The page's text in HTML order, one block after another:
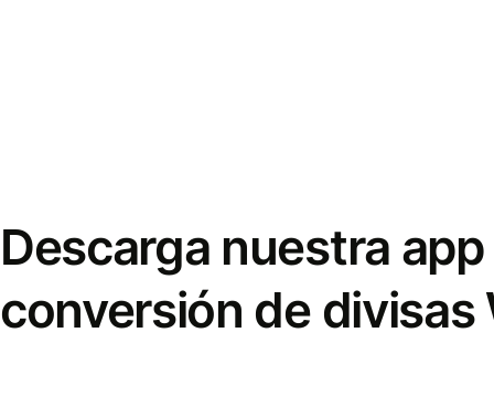
Descarga nuestra
conversión de divisas